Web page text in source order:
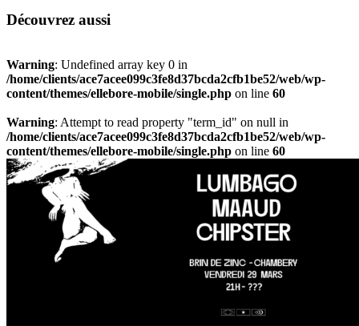
Découvrez aussi
Warning: Undefined array key 0 in
/home/clients/ace7acee099c3fe8d37bcda2cfb1be52/web/wp-
content/themes/ellebore-mobile/single.php on line 60
Warning: Attempt to read property "term_id" on null in
/home/clients/ace7acee099c3fe8d37bcda2cfb1be52/web/wp-
content/themes/ellebore-mobile/single.php on line 60